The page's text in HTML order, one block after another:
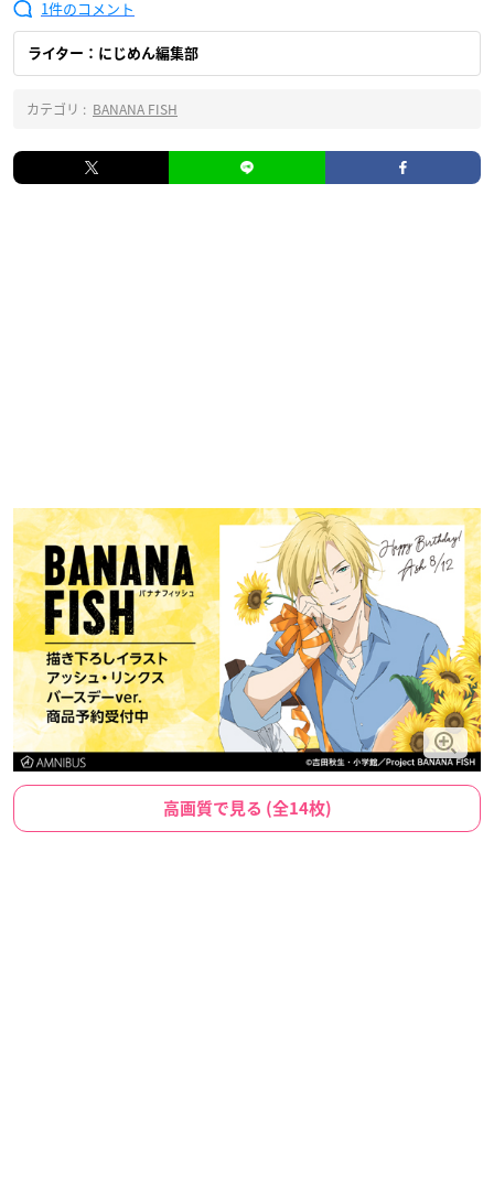
1
ライター：にじめん編集部
カテゴリ : BANANA FISH
高画質で見る (全14枚)